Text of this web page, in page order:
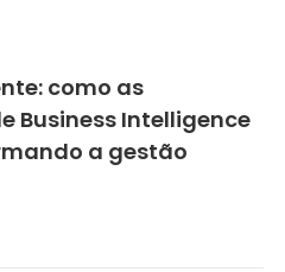
como as
Business Intelligence
a gestão